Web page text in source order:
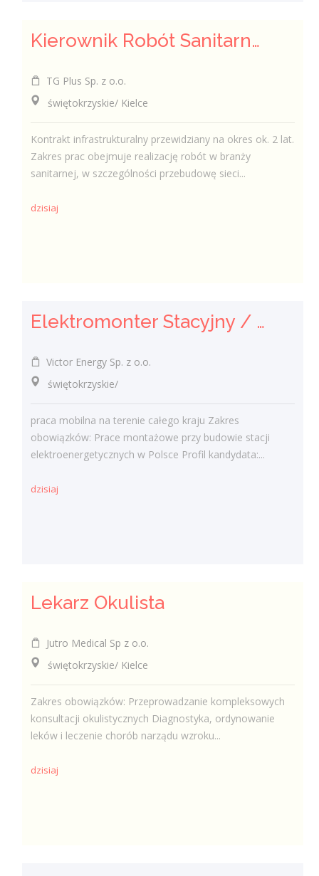
Kierownik Robót Sanitarnych
TG Plus Sp. z o.o.
świętokrzyskie/ Kielce
Kontrakt infrastrukturalny przewidziany na okres ok. 2 lat.
Zakres prac obejmuje realizację robót w branży
sanitarnej, w szczególności przebudowę sieci...
dzisiaj
Elektromonter Stacyjny / Elektromonterka Stacyjna (K/M)
Victor Energy Sp. z o.o.
świętokrzyskie/
praca mobilna na terenie całego kraju Zakres
obowiązków: Prace montażowe przy budowie stacji
elektroenergetycznych w Polsce Profil kandydata:...
dzisiaj
Lekarz Okulista
Jutro Medical Sp z o.o.
świętokrzyskie/ Kielce
Zakres obowiązków: Przeprowadzanie kompleksowych
konsultacji okulistycznych Diagnostyka, ordynowanie
leków i leczenie chorób narządu wzroku...
dzisiaj